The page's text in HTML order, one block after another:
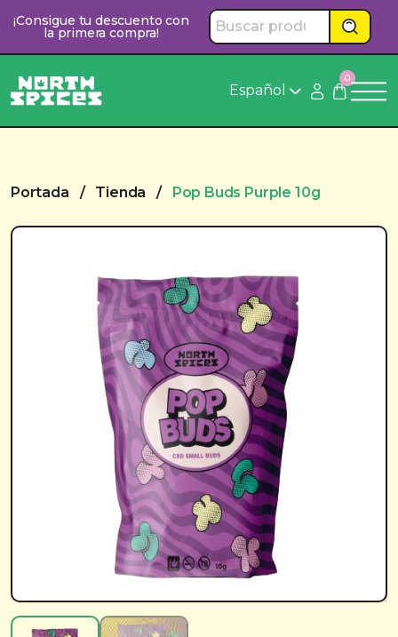
contenido
¡Consigue tu descuento con
la primera compra!
Español
0
Portada / Tienda / Pop Buds Purple 10g